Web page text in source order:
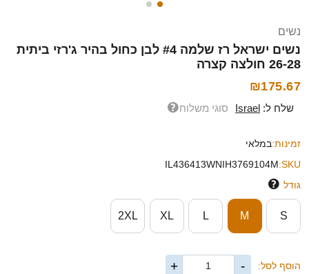
נשים
נשים ישראל רז שלמה #4 לבן כחול בהיר ג'רזי ביתית
26-28 חולצה קצרה
₪175.67
שלח ל: Israel סוגי משלוח
זמינות:במלאי
SKU:
IL436413WNIH3769104M
גודל
S
M
L
XL
2XL
הוסף לסל: -
+